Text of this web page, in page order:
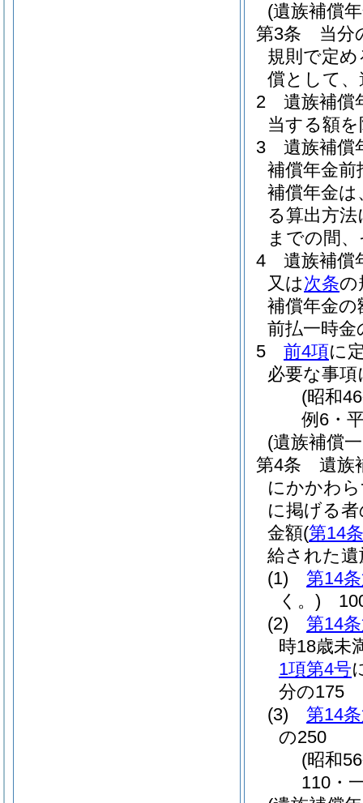
(遺族補償
第3条
当分
規則で定
償として
2
遺族補償
当する額
3
遺族補償
補償年金
補償年金
る算出方
までの間
4
遺族補償
又は次条の
補償年金
前払一時
5
前4項に
必要な事
(昭和
例6・
(遺族補償
第4条
遺族
にかかわ
に掲げる
金額(第14
給された
(1)
第14
く。)
(2)
第14
時18歳未
1項第4号
分の175
(3)
第14
の250
(昭和
110・